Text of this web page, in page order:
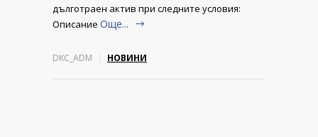
дълготраен актив при следните условия:
Описание Още...
DKC_ADM НОВИНИ